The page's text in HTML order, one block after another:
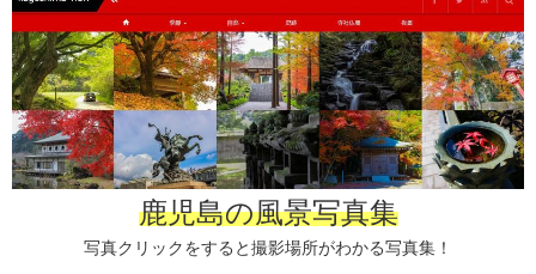
鹿児島の風景写真集
写真クリックをすると撮影場所がわかる写真集！